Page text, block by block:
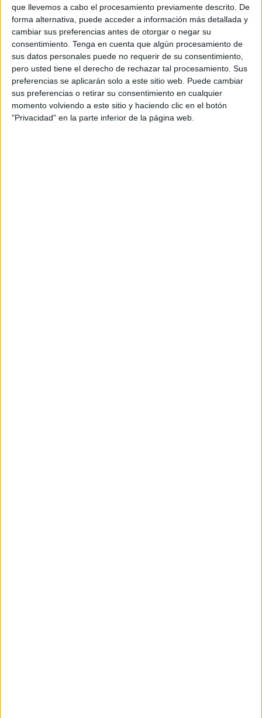
que llevemos a cabo el procesamiento previamente descrito. De
forma alternativa, puede acceder a información más detallada y
cambiar sus preferencias antes de otorgar o negar su
consentimiento. Tenga en cuenta que algún procesamiento de
sus datos personales puede no requerir de su consentimiento,
pero usted tiene el derecho de rechazar tal procesamiento. Sus
preferencias se aplicarán solo a este sitio web. Puede cambiar
sus preferencias o retirar su consentimiento en cualquier
momento volviendo a este sitio y haciendo clic en el botón
"Privacidad" en la parte inferior de la página web.